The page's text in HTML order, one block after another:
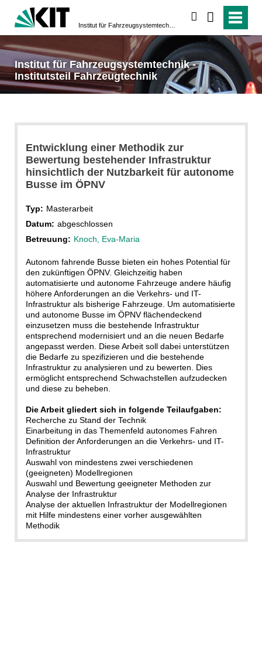
Institut für Fahrzeugsystemtechnik -
Institutsteil Fahrzeugtechnik
Entwicklung einer Methodik zur
Bewertung bestehender Infrastruktur
hinsichtlich der Nutzbarkeit für autonome
Busse im ÖPNV
Typ: Masterarbeit
Datum: abgeschlossen
Betreuung: Knoch, Eva-Maria
Autonom fahrende Busse bieten ein hohes Potential für
den zukünftigen ÖPNV. Gleichzeitig haben
automatisierte und autonome Fahrzeuge andere häufig
höhere Anforderungen an die Verkehrs- und IT-
Infrastruktur als bisherige Fahrzeuge. Um automatisierte
und autonome Busse im ÖPNV flächendeckend
einzusetzen muss die bestehende Infrastruktur
entsprechend modernisiert und an die neuen Bedarfe
angepasst werden. Diese Arbeit soll dabei unterstützen
die Bedarfe zu spezifizieren und die bestehende
Infrastruktur zu analysieren und zu bewerten. Dies
ermöglicht entsprechend Schwachstellen aufzudecken
und diese zu beheben.
Die Arbeit gliedert sich in folgende Teilaufgaben:
Recherche zu Stand der Technik
Einarbeitung in das Themenfeld autonomes Fahren
Definition der Anforderungen an die Verkehrs- und IT-
Infrastruktur
Auswahl von mindestens zwei verschiedenen
(geeigneten) Modellregionen
Auswahl und Bewertung geeigneter Methoden zur
Analyse der Infrastruktur
Analyse der aktuellen Infrastruktur der Modellregionen
mit Hilfe mindestens einer vorher ausgewählten
Methodik